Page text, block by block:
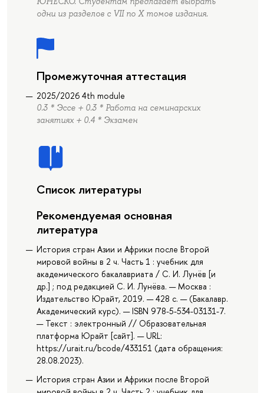
одни из разделов с VII по X томов издания.
Промежуточная аттестация
2025/2026 4th module
0.3 * Эссе + 0.3 * Работа на семинарских
занятиях + 0.4 * Экзамен
Список литературы
Рекомендуемая основная
литература
История стран Азии и Африки после Второй
мировой войны в 2 ч. Часть 1 : учебник для
академического бакалавриата / С. И. Лунёв [и
др.] ; под редакцией С. И. Лунёва. — Москва :
Издательство Юрайт, 2019. — 428 с. — (Бакалавр.
Академический курс). — ISBN 978-5-534-03131-7.
— Текст : электронный // Образовательная
платформа Юрайт [сайт]. — URL:
https://urait.ru/bcode/433151 (дата обращения:
28.08.2023).
История стран Азии и Африки после Второй